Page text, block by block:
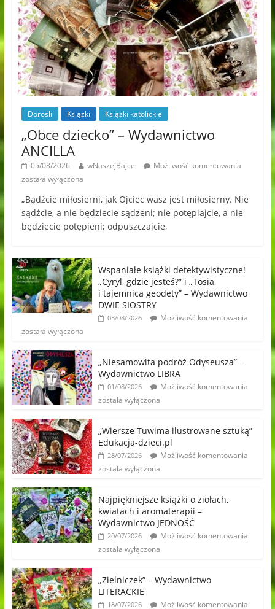
Dorośli Książki Książki katolickie
„Obce dziecko” – Wydawnictwo
ANCILLA
05/08/2026 wNaszejBajce
Możliwość komentowania
została wyłączona
„Bądźcie miłosierni, jak Ojciec wasz jest miłosierny. Nie
sądźcie, a nie będziecie sądzeni; nie potępiajcie, a nie
będziecie potępieni; odpuszczajcie,
Wspaniałe książki detektywistyczne!
„Cyryl, gdzie jesteś?” i „Tosia
i tajemnica geodety” – Wydawnictwo
DWIE SIOSTRY
03/08/2026
Możliwość komentowania
została wyłączona
„Niesamowita podróż Odyseusza” –
Wydawnictwo LIBRA
01/08/2026
Możliwość komentowania
została wyłączona
„Wiersze Tuwima ilustrowane sztuką”
Edukacja-dzieci.pl
28/07/2026
Możliwość komentowania
została wyłączona
Najpiękniejsze książki o ziołach,
kwiatach i aromaterapii –
Wydawnictwo JEDNOŚĆ
20/07/2026
Możliwość komentowania
została wyłączona
„Zielniczek” – Wydawnictwo
LITERACKIE
18/07/2026
Możliwość komentowania